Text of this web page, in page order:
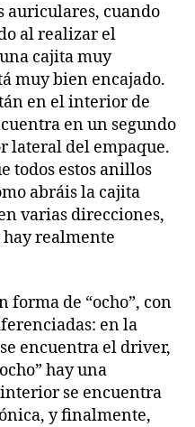
auriculares, cuando
al realizar el
cajita muy
muy bien encajado.
en el interior de
en un segundo
lateral del empaque.
todos estos anillos
abráis la cajita
varias direcciones,
hay realmente
forma de “ocho”, con
en la
encuentra el driver,
hay una
se encuentra
y finalmente,